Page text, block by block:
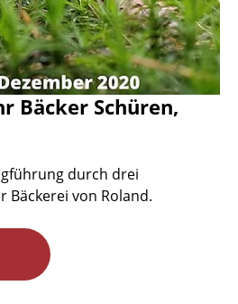
Bäcker Schüren,
durch drei
Bäckerei von Roland.